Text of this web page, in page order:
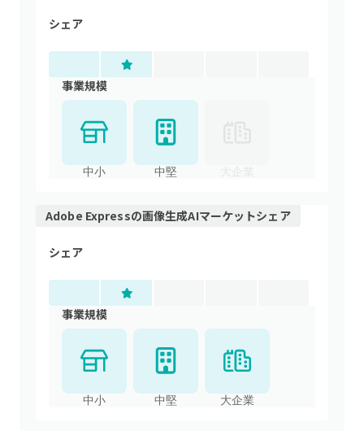
シェア
事業規模
中小 中堅 大企業
Adobe Expressの画像生成AIマーケットシェア
シェア
事業規模
中小 中堅 大企業